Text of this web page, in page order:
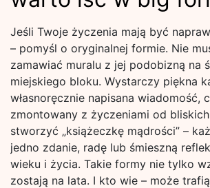
Jeśli Twoje życzenia mają być
– pomyśl o oryginalnej formie. Nie
zamawiać muralu z jej podobizną na
miejskiego bloku. Wystarczy piękna
własnoręcznie napisana wiadomość,
zmontowany z życzeniami od
stworzyć „książeczkę mądrości” –
jedno zdanie, radę lub śmieszną
wieku i życia. Takie formy nie tylko
zostają na lata. I kto wie – może